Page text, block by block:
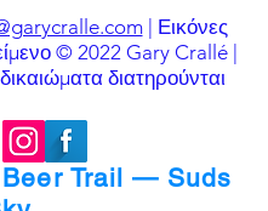
| Εικόνες
© 2022 Gary Crallé |
διατηρούνται
Trail — Suds